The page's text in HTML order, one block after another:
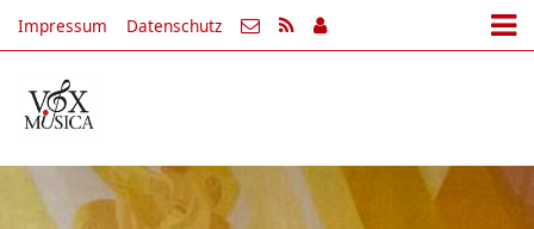
Impressum Datenschutz